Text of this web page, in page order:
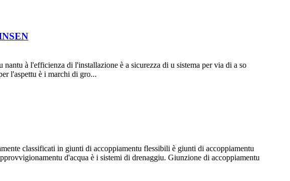
à l'efficienza di l'installazione è a sicurezza di u sistema per via di a so
l'aspettu è i marchi di gro...
classificati in giunti di accoppiamentu flessibili è giunti di accoppiamentu
d'acqua è i sistemi di drenaggiu. Giunzione di accoppiamentu